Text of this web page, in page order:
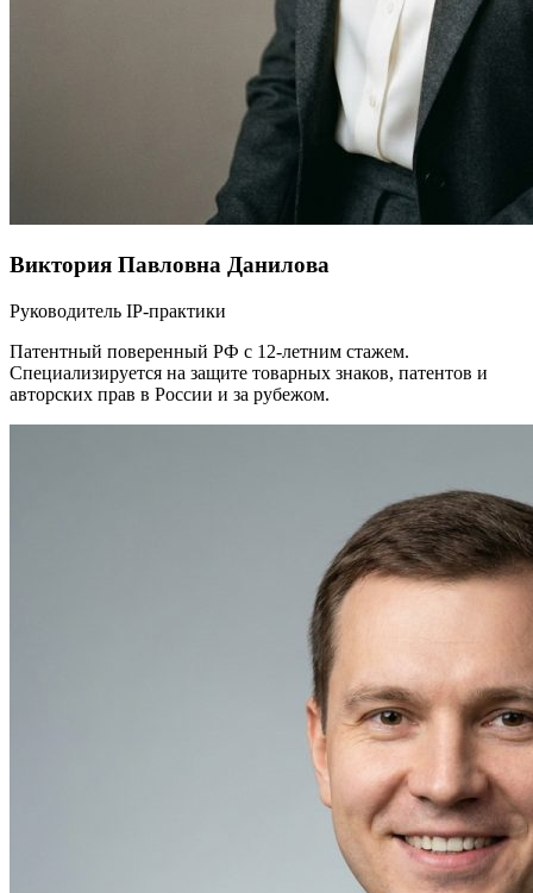
Виктория Павловна Данилова
Руководитель IP-практики
Патентный поверенный РФ с 12-летним стажем.
Специализируется на защите товарных знаков, патентов и
авторских прав в России и за рубежом.